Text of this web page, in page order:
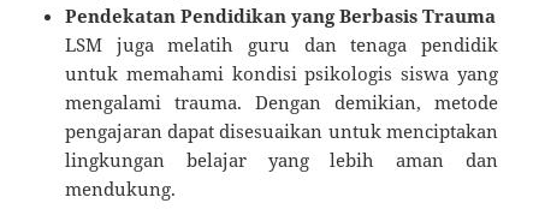
Pendekatan Pendidikan yang Berbasis Trauma
LSM juga melatih guru dan tenaga pendidik
untuk memahami kondisi psikologis siswa yang
mengalami trauma. Dengan demikian, metode
pengajaran dapat disesuaikan untuk menciptakan
lingkungan belajar yang lebih aman dan
mendukung.